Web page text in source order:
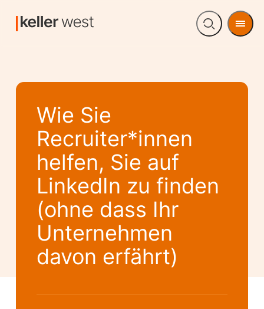
Open
Menu
Wie Sie
Recruiter*innen
helfen, Sie auf
LinkedIn zu finden
(ohne dass Ihr
Unternehmen
davon erfährt)